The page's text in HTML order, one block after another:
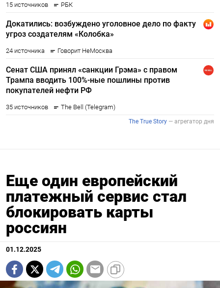
Еще один европейский
платежный сервис стал
блокировать карты
россиян
01.12.2025